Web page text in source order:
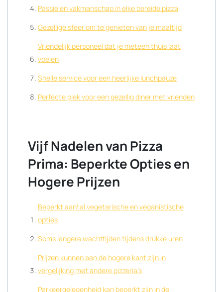
Passie en vakmanschap in elke bereide pizza
Gezellige sfeer om te genieten van je maaltijd
Vriendelijk personeel dat je meteen thuis laat
voelen
Snelle service voor een heerlijke lunchpauze
Perfecte plek voor een gezellig diner met vrienden
Vijf Nadelen van Pizza
Prima: Beperkte Opties en
Hogere Prijzen
Beperkt aantal vegetarische en veganistische
opties
Soms langere wachttijden tijdens drukke uren
Prijzen kunnen aan de hogere kant zijn in
vergelijking met andere pizzeria’s
Parkeergelegenheid kan beperkt zijn in de